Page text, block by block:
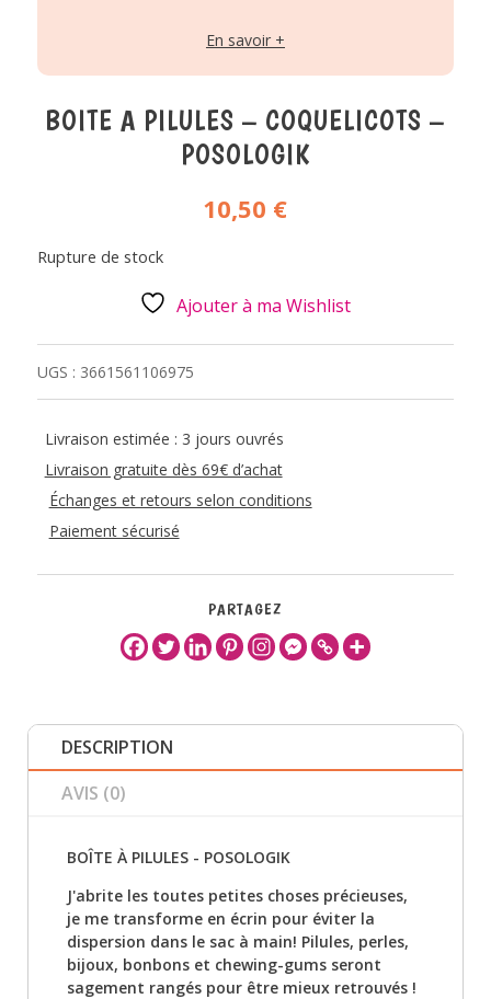
En savoir +
BOITE A PILULES – COQUELICOTS –
POSOLOGIK
10,50 €
Rupture de stock
Ajouter à ma Wishlist
UGS : 3661561106975
Livraison estimée : 3 jours ouvrés
Livraison gratuite dès 69€ d’achat
Échanges et retours selon conditions
Paiement sécurisé
PARTAGEZ
DESCRIPTION
AVIS (0)
BOÎTE À PILULES - POSOLOGIK
J'abrite les toutes petites choses précieuses,
je me transforme en écrin pour éviter la
dispersion dans le sac à main! Pilules, perles,
bijoux, bonbons et chewing-gums seront
sagement rangés pour être mieux retrouvés !